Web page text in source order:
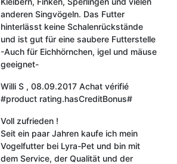
anderen Singvögeln. Das Futter
hinterlässt keine Schalenrückstände
und ist gut für eine saubere Futterstelle
-Auch für Eichhörnchen, igel und mäuse
geeignet-
Willi S , 08.09.2017 Achat vérifié
#product rating.hasCreditBonus#
Voll zufrieden !
Seit ein paar Jahren kaufe ich mein
Vogelfutter bei Lyra-Pet und bin mit
dem Service, der Qualität und der